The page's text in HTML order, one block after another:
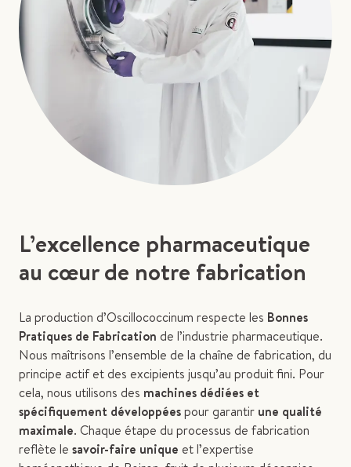
L’excellence pharmaceutique
au cœur de notre fabrication
La production d’Oscillococcinum respecte les Bonnes
Pratiques de Fabrication de l’industrie pharmaceutique.
Nous maîtrisons l’ensemble de la chaîne de fabrication, du
principe actif et des excipients jusqu’au produit fini. Pour
cela, nous utilisons des machines dédiées et
spécifiquement développéespour garantir une qualité
maximale. Chaque étape du processus de fabrication
reflète le savoir-faire unique et l’expertise